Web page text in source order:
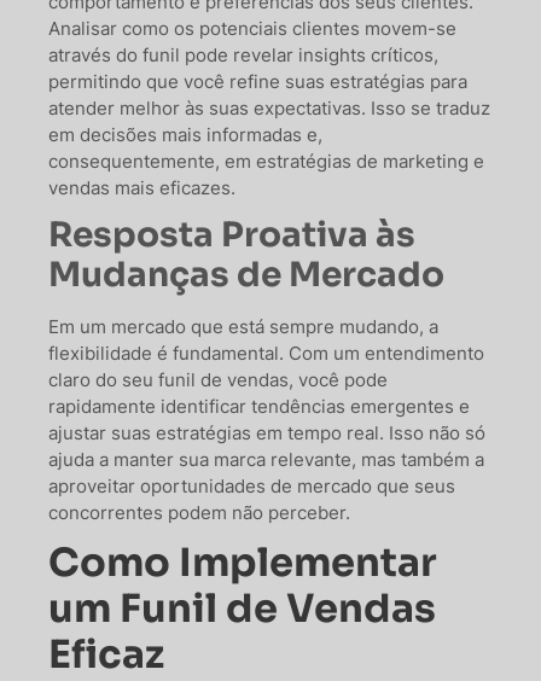
Analisar como os potenciais clientes movem-se
através do funil pode revelar insights críticos,
permitindo que você refine suas estratégias para
atender melhor às suas expectativas. Isso se traduz
em decisões mais informadas e,
consequentemente, em estratégias de marketing e
vendas mais eficazes.
Resposta Proativa às
Mudanças de Mercado
Em um mercado que está sempre mudando, a
flexibilidade é fundamental. Com um entendimento
claro do seu funil de vendas, você pode
rapidamente identificar tendências emergentes e
ajustar suas estratégias em tempo real. Isso não só
ajuda a manter sua marca relevante, mas também a
aproveitar oportunidades de mercado que seus
concorrentes podem não perceber.
Como Implementar
um Funil de Vendas
Eficaz